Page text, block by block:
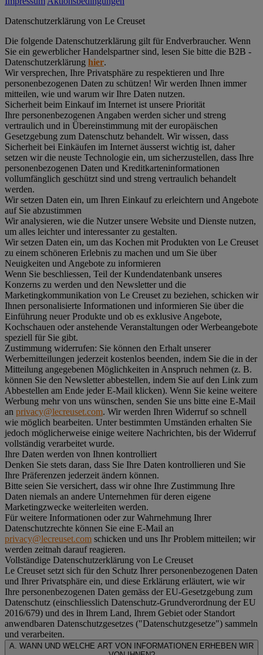
Datenschutz­erklärung von Le Creuset
Die folgende Datenschutzerklärung gilt für Endverbraucher. Wenn
Sie ein gewerblicher Handelspartner sind, lesen Sie bitte die B2B -
Datenschutzerklärung hier.
Wir versprechen, Ihre Privatsphäre zu respektieren und Ihre
personenbezogenen Daten zu schützen! Wir werden Ihnen immer
mitteilen, wie und warum wir Ihre Daten nutzen.
Sicherheit beim Einkauf im Internet ist unsere Priorität
Ihre personenbezogenen Angaben werden sicher und streng
vertraulich und in Übereinstimmung mit der europäischen
Gesetzgebung zum Datenschutz behandelt. Wir wissen, dass
Sicherheit bei Einkäufen im Internet äusserst wichtig ist, daher
setzen wir die neuste Technologie ein, um sicherzustellen, dass Ihre
personenbezogenen Daten und Kreditkarteninformationen
vollumfänglich geschützt sind und streng vertraulich behandelt
werden.
Wir setzen Daten ein, um Ihren Einkauf zu erleichtern und Angebote
auf Sie abzustimmen
Wir analysieren, wie die Nutzer unsere Website und Dienste nutzen,
um alles leichter und interessanter zu gestalten.
Wir setzen Daten ein, um das Kochen mit Produkten von Le Creuset
zu einem schöneren Erlebnis zu machen und um Sie über
Neuigkeiten und Angebote zu informieren
Wenn Sie beschliessen, Teil der Kundendatenbank unseres
Konzerns zu werden und den Newsletter und die
Marketingkommunikation von Le Creuset zu beziehen, schicken wir
Ihnen personalisierte Informationen und informieren Sie über die
Einführung neuer Produkte und ob es exklusive Angebote,
Kochschauen oder anstehende Veranstaltungen oder Werbeangebote
speziell für Sie gibt.
Zustimmung widerrufen: Sie können den Erhalt unserer
Werbemitteilungen jederzeit kostenlos beenden, indem Sie die in der
Mitteilung angegebenen Möglichkeiten in Anspruch nehmen (z. B.
können Sie den Newsletter abbestellen, indem Sie auf den Link zum
Abbestellen am Ende jeder E-Mail klicken). Wenn Sie keine weitere
Werbung mehr von uns wünschen, senden Sie uns bitte eine E-Mail
an privacy@lecreuset.com. Wir werden Ihren Widerruf so schnell
wie möglich bearbeiten. Unter bestimmten Umständen erhalten Sie
jedoch möglicherweise einige weitere Nachrichten, bis der Widerruf
vollständig verarbeitet wurde.
Ihre Daten werden von Ihnen kontrolliert
Denken Sie stets daran, dass Sie Ihre Daten kontrollieren und Sie
Ihre Präferenzen jederzeit ändern können.
Bitte seien Sie versichert, dass wir ohne Ihre Zustimmung Ihre
Daten niemals an andere Unternehmen für deren eigene
Marketingzwecke weiterleiten werden.
Für weitere Informationen oder zur Wahrnehmung Ihrer
Datenschutzrechte können Sie eine E-Mail an
privacy@lecreuset.com schicken und uns Ihr Problem mitteilen; wir
werden zeitnah darauf reagieren.
Vollständige Datenschutzerklärung von Le Creuset
Le Creuset setzt sich für den Schutz Ihrer personenbezogenen Daten
und Ihrer Privatsphäre ein, und diese Erklärung erläutert, wie wir
Ihre personenbezogenen Daten gemäss der EU-Gesetzgebung zum
Datenschutz (einschliesslich Datenschutz-Grundverordnung der EU
2016/679) und des in Ihrem Land, Ihrem Gebiet oder Standort
anwendbaren Datenschutzgesetzes ("Datenschutzgesetze") sammeln
und verarbeiten.
A. WANN UND WELCHE ART VON INFORMATIONEN ERHEBEN WIR